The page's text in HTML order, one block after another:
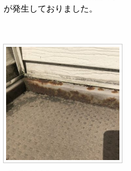
が発生しておりました。